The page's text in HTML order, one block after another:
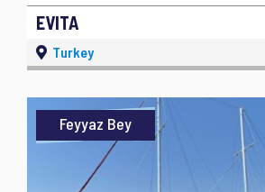
EVITA
Turkey
Feyyaz Bey